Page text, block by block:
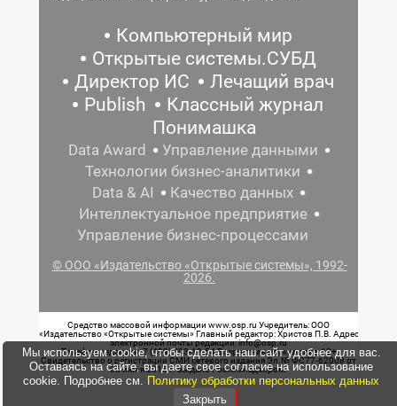
Компьютерный мир
Открытые системы.СУБД
Директор ИС
Лечащий врач
Publish
Классный журнал
Понимашка
Data Award
Управление данными
Технологии бизнес-аналитики
Data & AI
Качество данных
Интеллектуальное предприятие
Управление бизнес-процессами
© ООО «Издательство «Открытые системы», 1992-
2026.
Средство массовой информации www.osp.ru Учредитель: ООО
«Издательство «Открытые системы» Главный редактор: Христов П.В. Адрес
электронной почты редакции: info@osp.ru
Телефон редакции: 7 (499) 703-18-54 Возрастная маркировка: 12+
Свидетельство о регистрации СМИ сетевого издания Эл.№ ФС77-62008 от
05 июня 2015 г. выдано Роскомнадзором.
Мы используем cookie, чтобы сделать наш сайт удобнее для вас.
Оставаясь на сайте, вы даете свое согласие на использование
cookie. Подробнее см. Политику обработки персональных данных
Закрыть